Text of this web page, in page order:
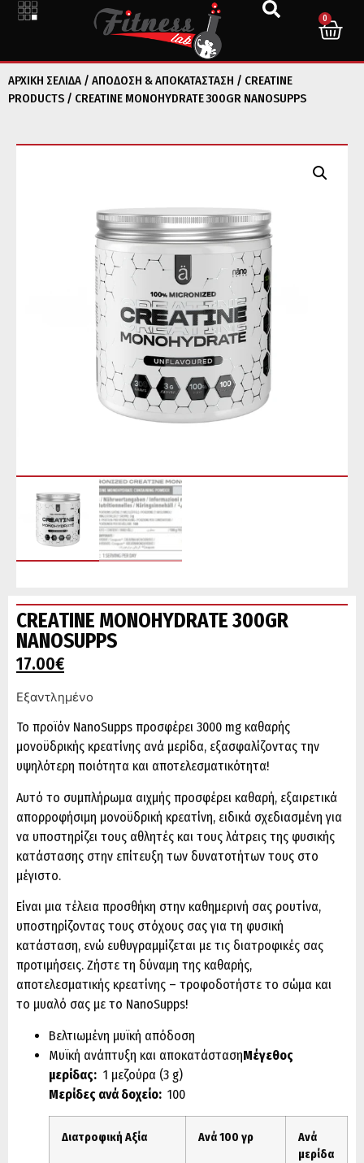
0
ΑΡΧΙΚΉ ΣΕΛΊΔΑ / ΑΠΟΔΟΣΗ & ΑΠΟΚΑΤΑΣΤΑΣΗ / CREATINE
PRODUCTS / CREATINE MONOHYDRATE 300GR NANOSUPPS
CREATINE MONOHYDRATE 300GR
NANOSUPPS
17.00€
Εξαντλημένο
Το προϊόν NanoSupps προσφέρει 3000 mg καθαρής
μονοϋδρικής κρεατίνης ανά μερίδα, εξασφαλίζοντας την
υψηλότερη ποιότητα και αποτελεσματικότητα!
Αυτό το συμπλήρωμα αιχμής προσφέρει καθαρή, εξαιρετικά
απορροφήσιμη μονοϋδρική κρεατίνη, ειδικά σχεδιασμένη για
να υποστηρίζει τους αθλητές και τους λάτρεις της φυσικής
κατάστασης στην επίτευξη των δυνατοτήτων τους στο
μέγιστο.
Είναι μια τέλεια προσθήκη στην καθημερινή σας ρουτίνα,
υποστηρίζοντας τους στόχους σας για τη φυσική
κατάσταση, ενώ ευθυγραμμίζεται με τις διατροφικές σας
προτιμήσεις. Ζήστε τη δύναμη της καθαρής,
αποτελεσματικής κρεατίνης – τροφοδοτήστε το σώμα και
το μυαλό σας με το NanoSupps!
Βελτιωμένη μυϊκή απόδοση
Μυϊκή ανάπτυξη και αποκατάστασηΜέγεθος
μερίδας: 1 μεζούρα (3 g)
Μερίδες ανά δοχείο: 100
Διατροφική Αξία Ανά 100 γρ
Ανά
μερίδα